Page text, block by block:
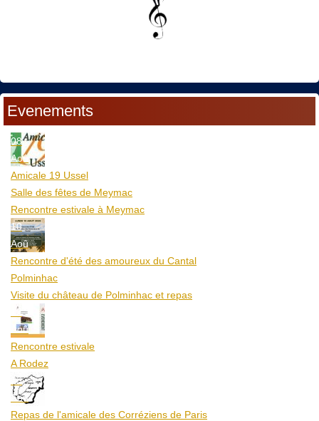
Evenements
08
Aoû
Amicale 19 Ussel
Salle des fêtes de Meymac
Rencontre estivale à Meymac
10
Aoû
Rencontre d'été des amoureux du Cantal
Polminhac
Visite du château de Polminhac et repas
12
Aoû
Rencontre estivale
A Rodez
23
Aoû
Repas de l'amicale des Corréziens de Paris